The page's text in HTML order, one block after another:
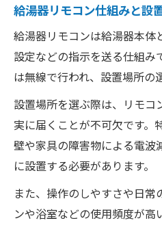
給湯器リモコン仕組みと設
給湯器リモコンは給湯器本体
設定などの指示を送る仕組み
は無線で行われ、設置場所の
設置場所を選ぶ際は、リモ
実に届くことが不可欠です。
壁や家具の障害物による電波
に設置する必要があります。
また、操作のしやすさや日常
ンや浴室などの使用頻度が高